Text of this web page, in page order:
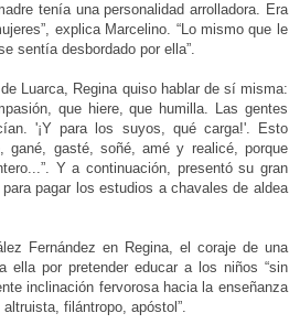
tenía una personalidad arrolladora. Era
explica Marcelino. “Lo mismo que le
sentía desbordado por ella”.
Luarca, Regina quiso hablar de sí misma:
que hiere, que humilla. Las gentes
'¡Y para los suyos, qué carga!'. Esto
gané, gasté, soñé, amé y realicé, porque
Y a continuación, presentó su gran
pagar los estudios a chavales de aldea
Fernández en Regina, el coraje de una
ella por pretender educar a los niños “sin
inclinación fervorosa hacia la enseñanza
filántropo, apóstol”.